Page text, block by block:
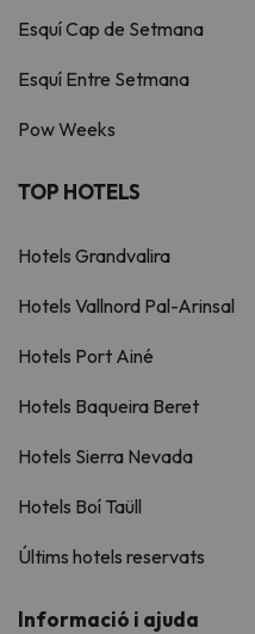
Esquí Cap de Setmana
Esquí Entre Setmana
Pow Weeks
TOP HOTELS
Hotels Grandvalira
Hotels Vallnord Pal-Arinsal
Hotels Port Ainé
Hotels Baqueira Beret
Hotels Sierra Nevada
Hotels Boí Taüll
Últims hotels reservats
Informació i ajuda